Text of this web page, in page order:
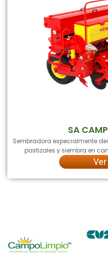
SA
Sembradora especialmente
pastizales y siembra en